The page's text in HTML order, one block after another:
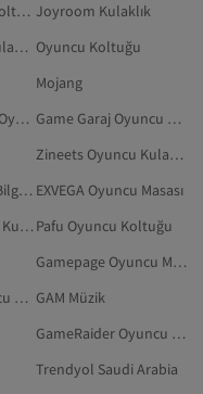
EXVEGA Oyuncu Koltuğu Joyroom Kulaklık
Reidan Oyuncu Kulaklıkları Oyuncu Koltuğu
Mojang
Torima Bilgisayar Oyunu
Game Garaj Oyuncu Bilgisayarı
Zineets Oyuncu Kulaklıkları
DRAGOS Oyuncu Bilgisayarı EXVEGA Oyuncu Masası
Fashcolle Oyuncu Kulaklıkları Pafu Oyuncu Koltuğu
Gamepage Oyuncu Masaüstü Bilgisayarı
Zio Gaming Oyuncu Koltuğu GAM Müzik
GameRaider Oyuncu Dizüstü Bilgisayarı
Trendyol Saudi Arabia